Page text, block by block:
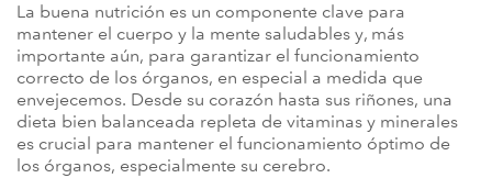
La buena nutrición es un componente clave para
mantener el cuerpo y la mente saludables y, más
importante aún, para garantizar el funcionamiento
correcto de los órganos, en especial a medida que
envejecemos. Desde su corazón hasta sus riñones, una
dieta bien balanceada repleta de vitaminas y minerales
es crucial para mantener el funcionamiento óptimo de
los órganos, especialmente su cerebro.